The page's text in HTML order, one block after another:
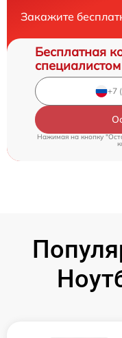
Закажите
Бесплатная
специалистом
Нажимая на кнопку